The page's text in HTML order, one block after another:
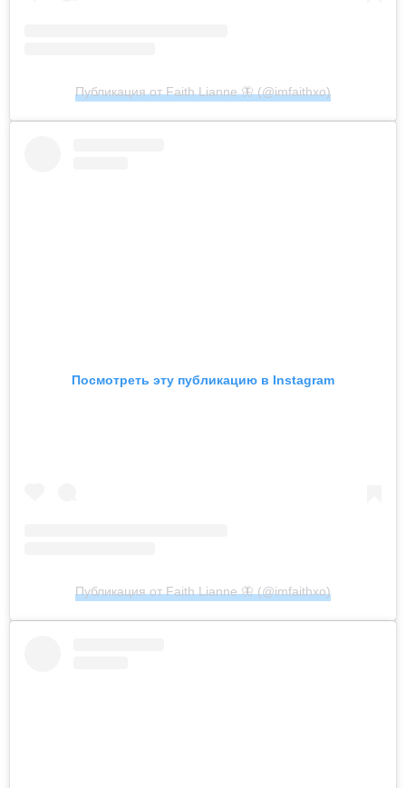
Публикация от Faith Lianne 🦋 (@imfaithxo)
Посмотреть эту публикацию в Instagram
Публикация от Faith Lianne 🦋 (@imfaithxo)